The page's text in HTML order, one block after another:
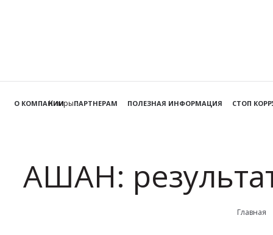
Кимры
О КОМПАНИИ ПАРТНЕРАМ ПОЛЕЗНАЯ ИНФОРМАЦИЯ СТОП
АШАН:
Главная